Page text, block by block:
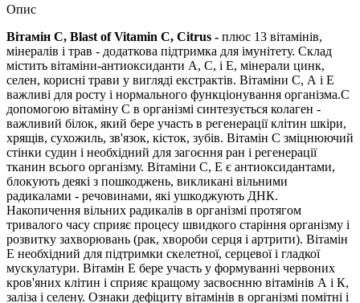
Опис
Вітамін С, Blast of Vitamin C, Citrus - плюс 13 вітамінів,
мінералів і трав - додаткова підтримка для імунітету. Склад
містить вітаміни-антиоксиданти А, С, і Е, мінерали цинк,
селен, корисні трави у вигляді екстрактів. Вітаміни С, А і Е
важливі для росту і нормального функціонування організма.С
допомогою вітаміну С в організмі синтезується колаген -
важливий білок, який бере участь в регенерації клітин шкіри,
хрящів, сухожиль, зв'язок, кісток, зубів. Вітамін С зміцнюючий
стінки судин і необхідний для загоєння ран і регенерації
тканин всього організму. Вітаміни С, Е є антиоксидантами,
блокують деякі з пошкоджень, викликані вільними
радикалами - речовинами, які ушкоджують ДНК.
Накопичення вільних радикалів в організмі протягом
тривалого часу сприяє процесу швидкого старіння організму і
розвитку захворювань (рак, хвороби серця і артрити). Вітамін
Е необхідний для підтримки скелетної, серцевої і гладкої
мускулатури. Вітамін Е бере участь у формуванні червоних
кров'яних клітин і сприяє кращому засвоєнню вітамінів А і К,
заліза і селену. Ознаки дефіциту вітамінів в організмі помітні і